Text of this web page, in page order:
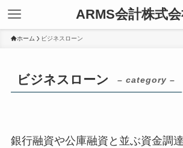
ARMS会計株式
ホーム ビジネスローン
ビジネスローン – category –
銀行融資や公庫融資と並ぶ資金調